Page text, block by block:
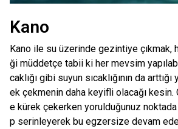
Kano
Kano ile su üzerinde gezintiye çıkmak,
ği müddetçe tabii ki her mevsim
caklığı gibi suyun sıcaklığının da
ek çekmenin daha keyifli olacağı kesin.
e kürek çekerken yorulduğunuz
p serinleyerek bu egzersize devam